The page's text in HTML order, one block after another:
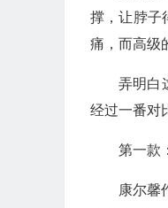
撑，让脖子
痛，而高级
弄明白
经过一番对
第一款
康尔馨